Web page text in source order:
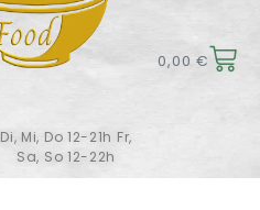
Di, Mi, Do 12-21h Fr,
Sa, So 12-22h
0,00 €